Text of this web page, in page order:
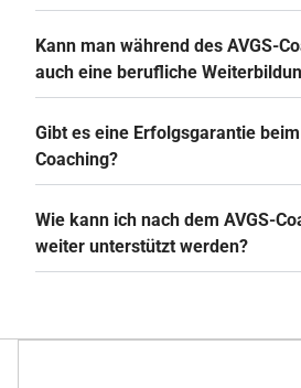
Kann man während des AVGS-
auch eine berufliche
Gibt es eine Erfolgsgarantie beim
Coaching?
Wie kann ich nach dem AVGS-
weiter unterstützt werden?